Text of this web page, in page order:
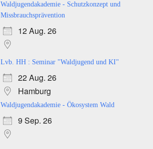
Waldjugendakademie - Schutzkonzept und
Missbrauchsprävention
12 Aug. 26
Lvb. HH : Seminar "Waldjugend und KI"
22 Aug. 26
Hamburg
Waldjugendakademie - Ökosystem Wald
9 Sep. 26